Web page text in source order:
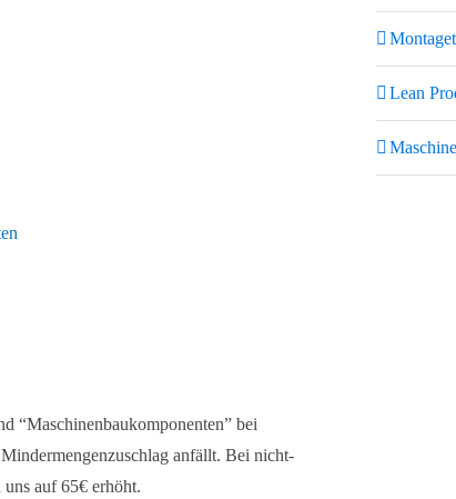
“Maschinenbaukomponenten” bei
anfällt. Bei nicht-
auf 65€ erhöht.
Lean